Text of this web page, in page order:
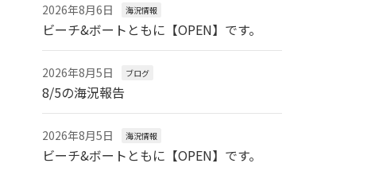
2026年8月6日 海況情報
ビーチ&ボートともに【OPEN】です。
2026年8月5日 ブログ
8/5の海況報告
2026年8月5日 海況情報
ビーチ&ボートともに【OPEN】です。